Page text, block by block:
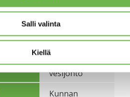
Salli valinta
Kiellä
Kaksi takkaa.
Betonianturat/
Kunnan
vesijohto
Kunnan